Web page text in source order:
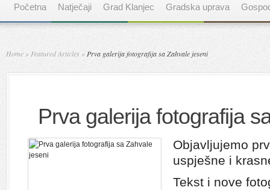
Početna Natječaji Grad Klanjec Gradska uprava
Home » Featured Articles » Prva galerija fotografija sa Zahvale jeseni
Prva galerija fotografija
Objavljujemo
uspješne i
Tekst i nove